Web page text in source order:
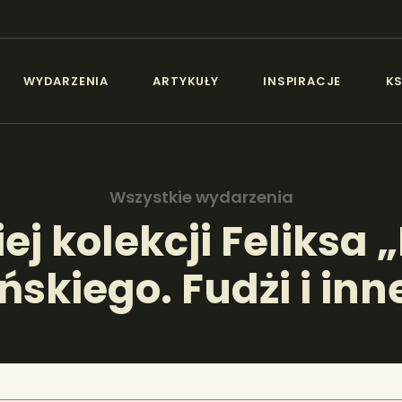
WYDARZENIA ARTYKUŁY INSPIRACJE
Wszystkie wydarzenia
kolekcji Feliksa
Fudżi i
SZTUKA -
AKTUALNOŚCI
WYDARZENIA
ARTYKUŁY
INSPIRACJE
KSIĄŻKI
PORTFOLIA